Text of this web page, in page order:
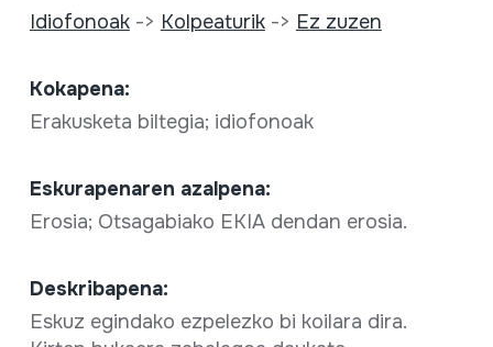
Idiofonoak-> Kolpeaturik-> Ez zuzen
Kokapena:
Erakusketa biltegia; idiofonoak
Eskurapenaren azalpena:
Erosia; Otsagabiako EKIA dendan erosia.
Deskribapena:
Eskuz egindako ezpelezko bi koilara dira.